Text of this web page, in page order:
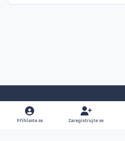
Světlá verzeTmavá verzePředvolba systému
Přihlaste se Zaregistrujte se